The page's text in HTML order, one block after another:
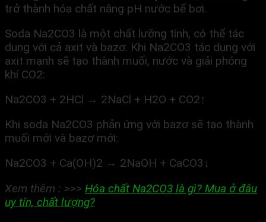
trở thành hóa chất nâng pH nước bể bơi.
Soda Na2CO3 là một chất lưỡng tính, có thể tác
dụng với cả axit và bazơ. Khi Na2CO3 tác dụng với
axit mạnh sẽ tạo thành muối, nước và giải phóng
khí CO2:
Na2CO3 + 2HCl → 2NaCl + H2O + CO2↑
Khi soda Na2CO3 phản ứng với bazơ sẽ tạo thành
muối mới và bazơ mới:
Na2CO3 + Ca(OH)2 → 2NaOH + CaCO3↓
Xem thêm : >>> Hóa chất Na2CO3 là gì? Mua ở đâu
uy tín, chất lượng?